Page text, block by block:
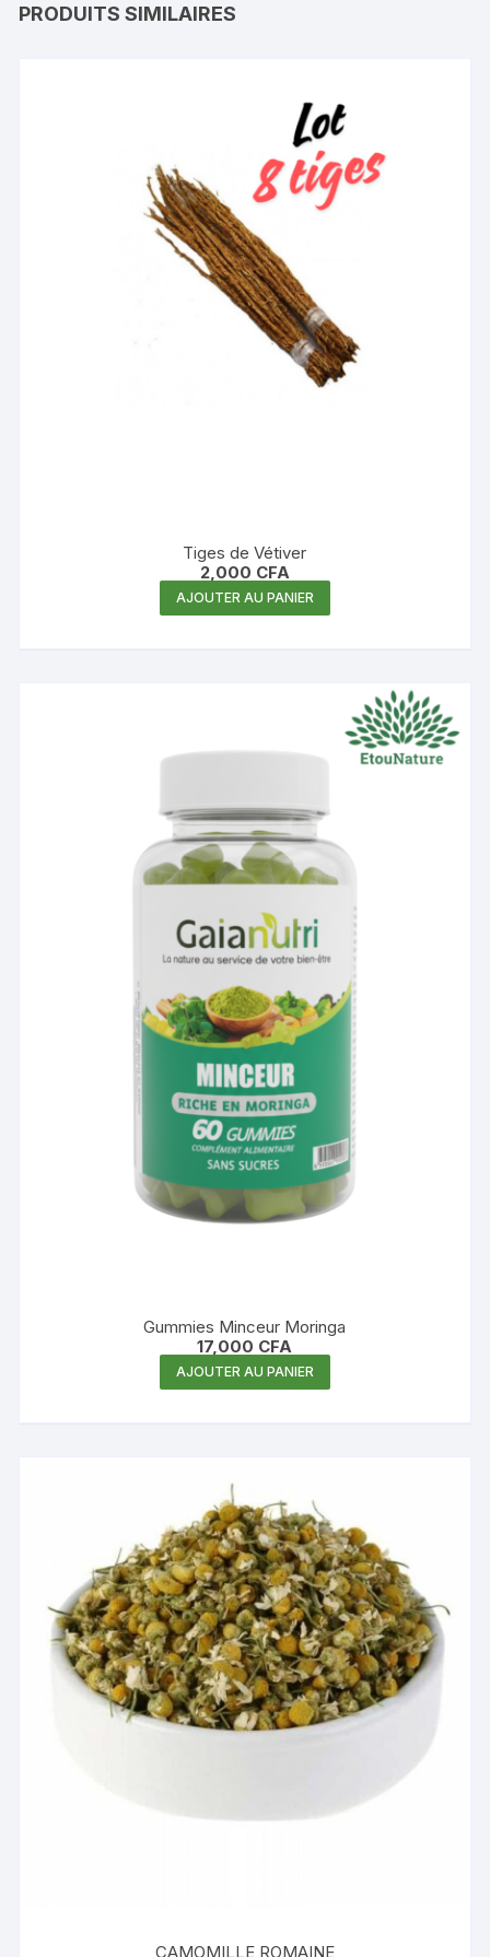
PRODUITS SIMILAIRES
Tiges de Vétiver
2,000 CFA
AJOUTER AU PANIER
Gummies Minceur Moringa
17,000 CFA
AJOUTER AU PANIER
CAMOMILLE ROMAINE